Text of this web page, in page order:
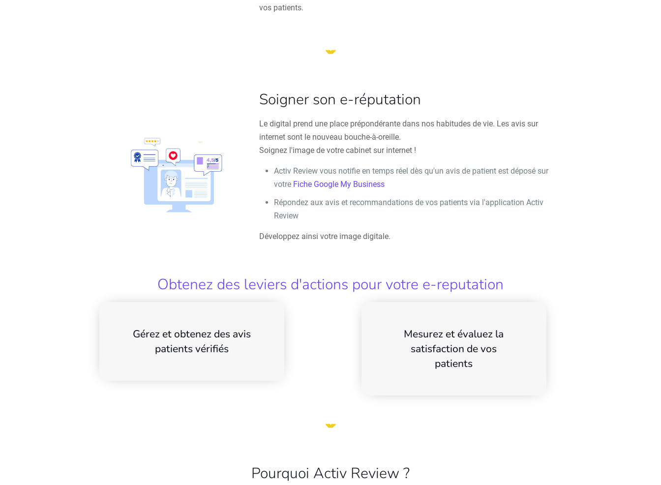
vos patients.
Soigner son e-réputation
Le digital prend une place prépondérante dans nos habitudes de vie. Les avis sur
internet sont le nouveau bouche-à-oreille.
Soignez l'image de votre cabinet sur internet !
Activ Review vous notifie en temps réel dès qu'un avis de patient est déposé sur
votre Fiche Google My Business
Répondez aux avis et recommandations de vos patients via l'application Activ
Review
Développez ainsi votre image digitale.
Obtenez des leviers d'actions pour votre e-reputation
Gérez et obtenez des avis
patients vérifiés
Mesurez et évaluez la
satisfaction de vos
patients
Pourquoi Activ Review ?